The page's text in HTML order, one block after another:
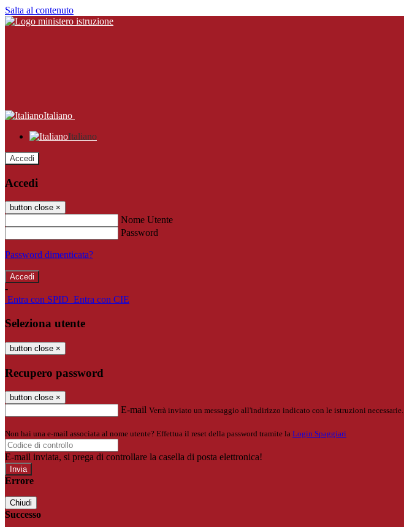
Salta al contenuto
Italiano
Italiano
Accedi
Accedi
button close ×
Nome Utente
Password
Password dimenticata?
-
Entra con SPID Entra con CIE
Seleziona utente
button close ×
Recupero password
button close ×
E-mail Verrà inviato un messaggio all'indirizzo indicato con le istruzioni necessarie.
Non hai una e-mail associata al nome utente? Effettua il reset della password tramite la Login Spaggiari
E-mail inviata, si prega di controllare la casella di posta elettronica!
Errore
Chiudi
Successo